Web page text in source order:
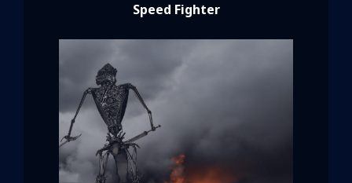
Speed Fighter